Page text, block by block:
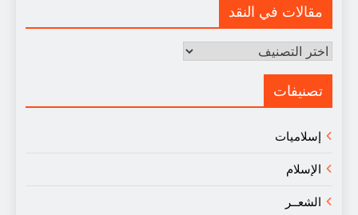
مقالات في النقد
مقالات
النقد
تصنيفات
إسلاميات
الإسلام
الشعــر